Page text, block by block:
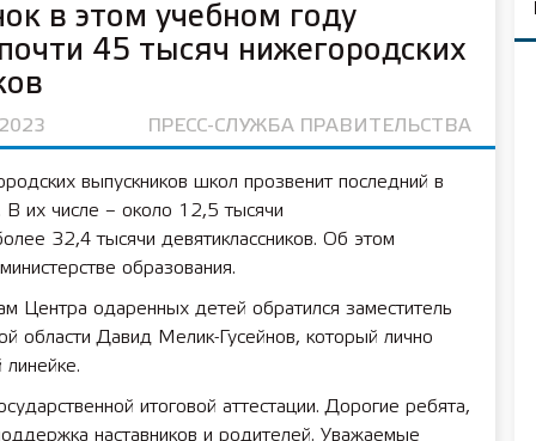
в этом учебном году
45 тысяч нижегородских
ПРЕСС-СЛУЖБА ПРАВИТЕЛЬСТВА
выпускников школ прозвенит последний в
В их числе – около 12,5 тысячи
32,4 тысячи девятиклассников. Об этом
образования.
Центра одаренных детей обратился заместитель
области Давид Мелик-Гусейнов, который лично
итоговой аттестации. Дорогие ребята,
наставников и родителей. Уважаемые